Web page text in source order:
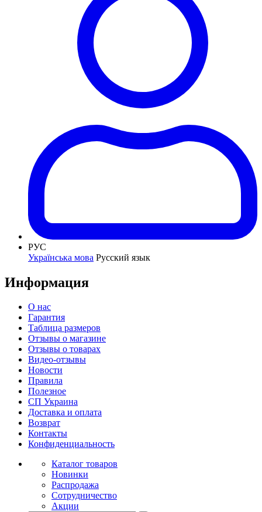
РУС
Українська мова Русский язык
Информация
О нас
Гарантия
Таблица размеров
Отзывы о магазине
Отзывы о товарах
Видео-отзывы
Новости
Правила
Полезное
СП Украина
Доставка и оплата
Возврат
Контакты
Конфиденциальность
Каталог товаров
Новинки
Распродажа
Сотрудничество
Акции